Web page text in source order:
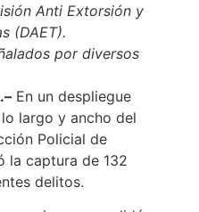
Anti Extorsión y
(DAET).
por diversos
En un despliegue
largo y ancho del
Policial de
la captura de 132
delitos.